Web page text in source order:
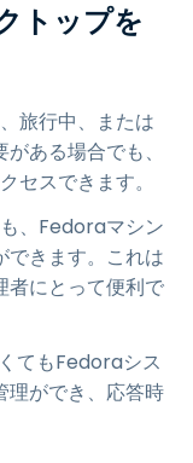
トップを
旅行中、または
ある場合でも、
セスできます。
、Fedoraマシン
できます。これは
者にとって便利で
てもFedoraシス
理ができ、応答時